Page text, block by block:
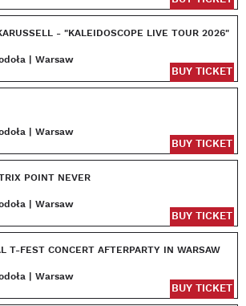
- "KALEIDOSCOPE LIVE TOUR 2026"
| Warsaw
BUY TICKET
| Warsaw
BUY TICKET
POINT NEVER
| Warsaw
BUY TICKET
T-FEST CONCERT AFTERPARTY IN WARSAW
| Warsaw
BUY TICKET